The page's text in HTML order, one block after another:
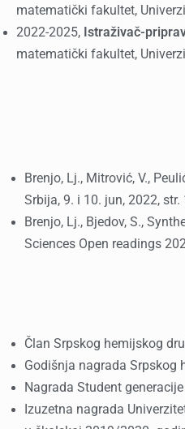
matematički fakultet,
2022-2025, Istraživač-
matematički fakultet,
Brenjo, Lj., Mitrović, V.,
Srbija, 9. i 10. jun, 2022, str.
Brenjo, Lj., Bjedov, S.,
Sciences Open readings
Član Srpskog hemijskog
Godišnja nagrada Srpskog
Nagrada Student
Izuzetna nagrada